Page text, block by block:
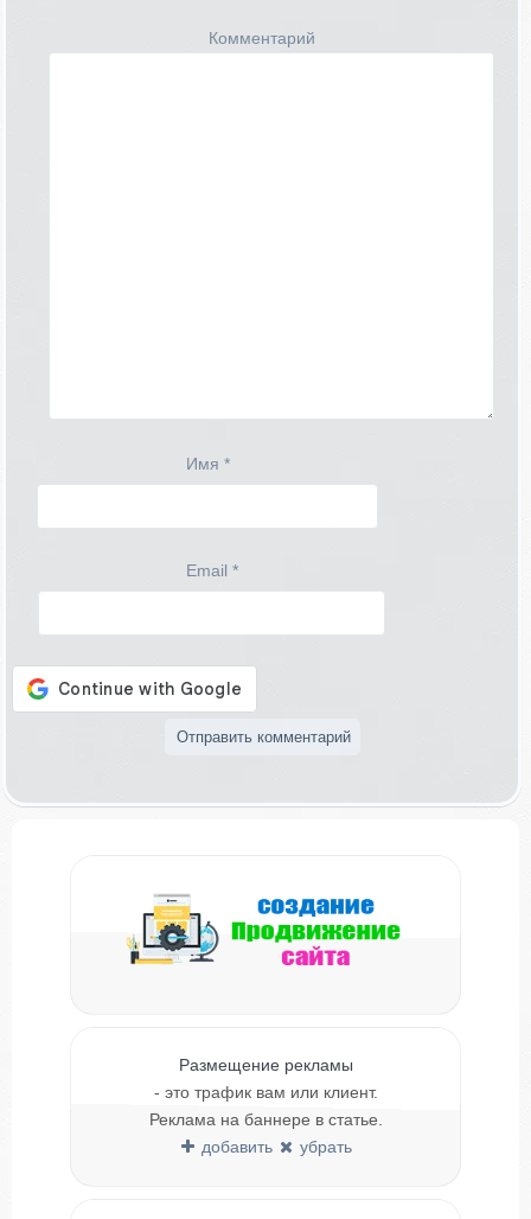
Комментарий
Имя *
Email *
Размещение рекламы
- это трафик вам или клиент.
Реклама на баннере в статье.
добавить
убрать